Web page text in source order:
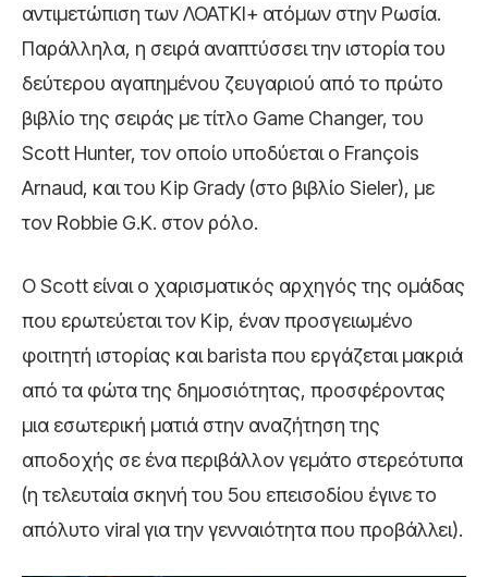
αντιμετώπιση των ΛΟΑΤΚΙ+ ατόμων στην Ρωσία.
Παράλληλα, η σειρά αναπτύσσει την ιστορία του
δεύτερου αγαπημένου ζευγαριού από το πρώτο
βιβλίο της σειράς με τίτλο Game Changer, του
Scott Hunter, τον οποίο υποδύεται ο François
Arnaud, και του Kip Grady (στο βιβλίο Sieler), με
τον Robbie G.K. στον ρόλο.
Ο Scott είναι ο χαρισματικός αρχηγός της ομάδας
που ερωτεύεται τον Kip, έναν προσγειωμένο
φοιτητή ιστορίας και barista που εργάζεται μακριά
από τα φώτα της δημοσιότητας, προσφέροντας
μια εσωτερική ματιά στην αναζήτηση της
αποδοχής σε ένα περιβάλλον γεμάτο στερεότυπα
(η τελευταία σκηνή του 5ου επεισοδίου έγινε το
απόλυτο viral για την γενναιότητα που προβάλλει).